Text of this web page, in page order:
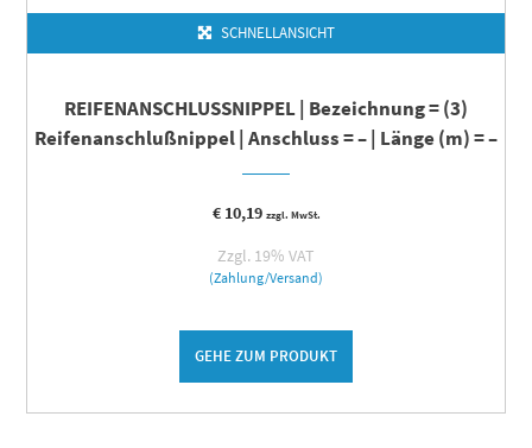
SCHNELLANSICHT
REIFENANSCHLUSSNIPPEL | Bezeichnung = (3)
Reifenanschlußnippel | Anschluss = – | Länge (m) = –
€10,19 zzgl. MwSt.
Zzgl. 19% VAT
(Zahlung/Versand)
GEHE ZUM PRODUKT